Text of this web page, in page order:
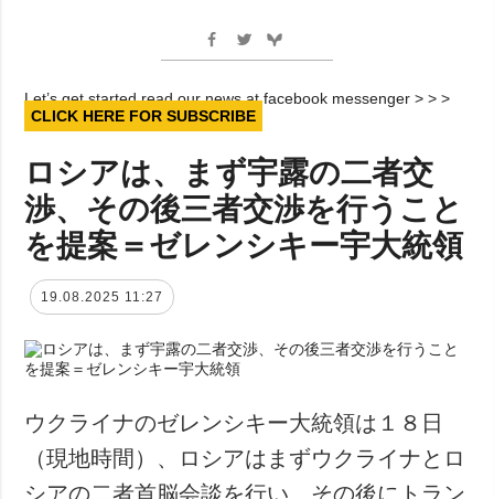
Let’s get started read our news at facebook messenger > > >
CLICK HERE FOR SUBSCRIBE
ロシアは、まず宇露の二者交
渉、その後三者交渉を行うこと
を提案＝ゼレンシキー宇大統領
19.08.2025 11:27
ウクライナのゼレンシキー大統領は１８日
（現地時間）、ロシアはまずウクライナとロ
シアの二者首脳会談を行い、その後にトラン